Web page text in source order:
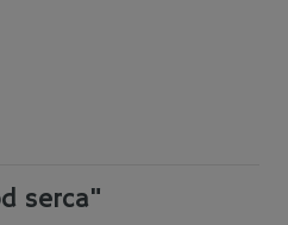
serca"